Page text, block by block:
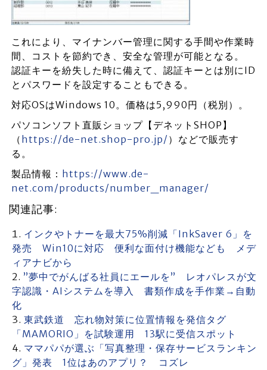
これにより、マイナンバー管理に関する手間や作業時
間、コストを節約でき、安全な管理が可能となる。
認証キーを紛失した時に備えて、認証キーとは別にID
とパスワードを設定することもできる。
対応OSはWindows 10。価格は5,990円（税別）。
パソコンソフト直販ショップ【デネットSHOP】
（ https://de-net.shop-pro.jp/ ）などで販売す
る。
製品情報： https://www.de-
net.com/products/number_manager/
関連記事:
インクやトナーを最大75%削減「InkSaver 6」を
発売 Win10に対応 便利な面付け機能なども メデ
ィアナビから
”夢中でがんばる社員にエールを” レオパレスが文
字認識・AIシステムを導入 書類作成を手作業→自動
化
東武鉄道 忘れ物対策に位置情報を発信タグ
「MAMORIO」を試験運用 13駅に受信スポット
ママパパが選ぶ「写真整理・保存サービスランキン
グ」発表 1位はあのアプリ？ コズレ